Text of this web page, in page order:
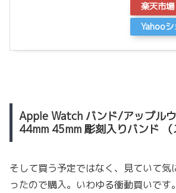
楽天市場
Yahoo
Apple Watch バンド/アップル
44mm 45mm 彫刻入りバンド （
そして買う予定ではなく、見ていて気
ったので購入。いわゆる衝動買いです